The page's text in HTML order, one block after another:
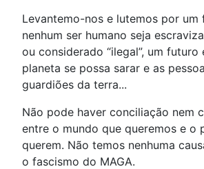
Levantemo-nos e lutemos por um
nenhum ser humano seja
ou considerado “ilegal”, um futuro
planeta se possa sarar e as
guardiões da terra...
Não pode haver conciliação nem
entre o mundo que queremos e o
querem. Não temos nenhuma
o fascismo do MAGA.